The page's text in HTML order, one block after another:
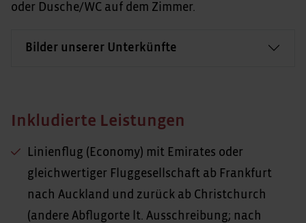
oder Dusche/WC auf dem Zimmer.
Bilder unserer Unterkünfte
Inkludierte Leistungen
Linienflug (Economy) mit Emirates oder
gleichwertiger Fluggesellschaft ab Frankfurt
nach Auckland und zurück ab Christchurch
(andere Abflugorte lt. Ausschreibung; nach